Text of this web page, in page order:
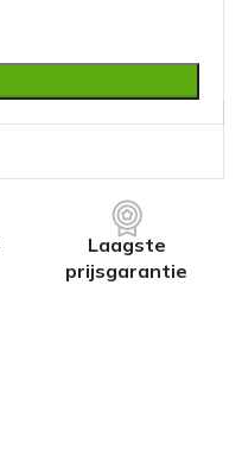
Laagste
prijsgarantie